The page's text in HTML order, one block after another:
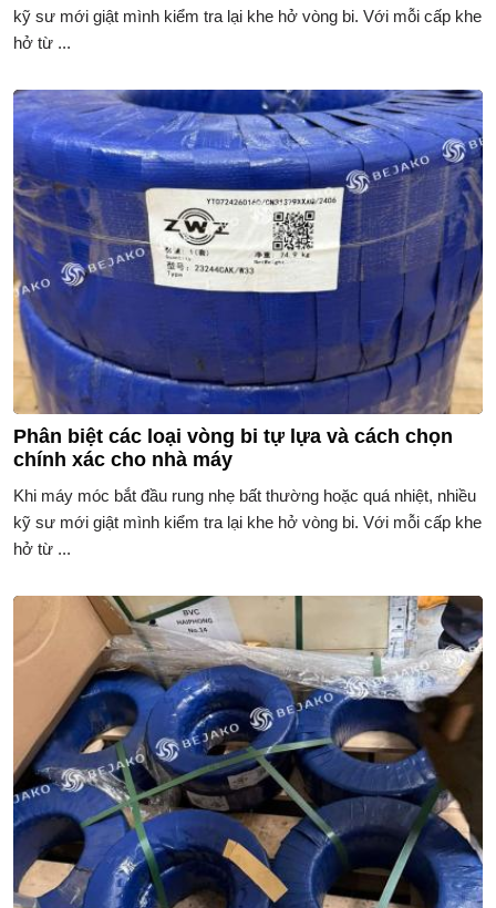
kỹ sư mới giật mình kiểm tra lại khe hở vòng bi. Với mỗi cấp khe
hở từ ...
Phân biệt các loại vòng bi tự lựa và cách chọn
chính xác cho nhà máy
Khi máy móc bắt đầu rung nhẹ bất thường hoặc quá nhiệt, nhiều
kỹ sư mới giật mình kiểm tra lại khe hở vòng bi. Với mỗi cấp khe
hở từ ...